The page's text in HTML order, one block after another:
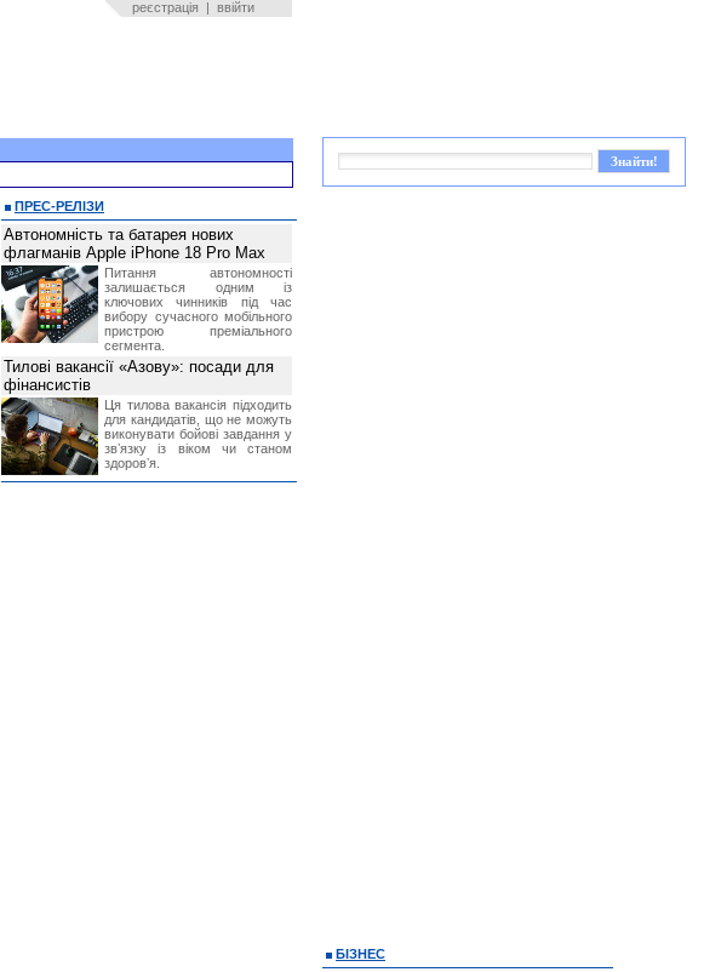
реєстрація | ввійти
ПРЕС-РЕЛІЗИ
Автономність та батарея нових
флагманів Apple iPhone 18 Pro Max
Питання автономності
залишається одним із
ключових чинників під час
вибору сучасного мобільного
пристрою преміального
сегмента.
Тилові вакансії «Азову»: посади для
фінансистів
Ця тилова вакансія підходить
для кандидатів, що не можуть
виконувати бойові завдання у
звʼязку із віком чи станом
здоровʼя.
БІЗНЕС